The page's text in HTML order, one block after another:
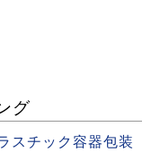
グ
チック容器包装